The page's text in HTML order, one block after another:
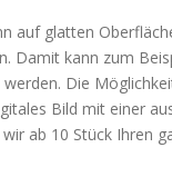
und Pflegenhinweis
Flüssigseifenpumpe
auf glatten
Damit kann zum
Die
Bild mit einer
ab 10 Stück Ihren